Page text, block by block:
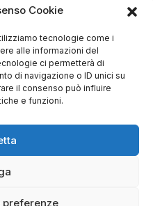
Cookie
tecnologie come i
alle informazioni del
ci permetterà di
di navigazione o ID unici su
il consenso può influire
e funzioni.
preferenze